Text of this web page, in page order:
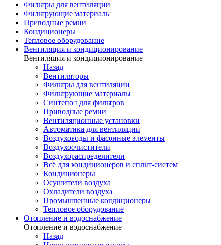
Фильтры для вентиляции
Фильтрующие материалы
Приводные ремни
Кондиционеры
Тепловое оборудование
Вентиляция и кондиционирование
Вентиляция и кондиционирование
Назад
Вентиляторы
Фильтры для вентиляции
Фильтрующие материалы
Синтепон для фильтров
Приводные ремни
Вентиляционные установки
Автоматика для вентиляции
Воздуховоды и фасонные элементы
Воздухоочистители
Воздухораспределители
Всё для кондиционеров и сплит-систем
Кондиционеры
Осушители воздуха
Охладители воздуха
Промышленные кондиционеры
Тепловое оборудование
Отопление и водоснабжение
Отопление и водоснабжение
Назад